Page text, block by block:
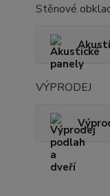
Stěnové
VÝPRODEJ